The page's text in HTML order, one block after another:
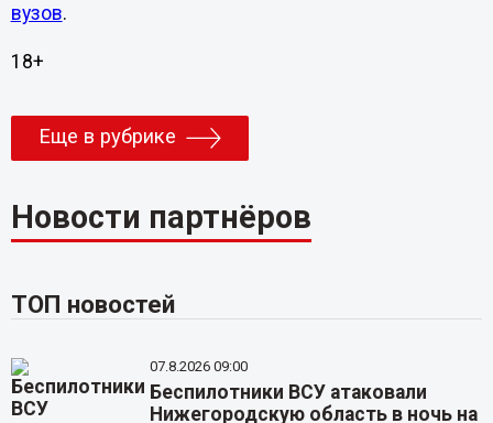
вузов.
18+
Еще в рубрике
Новости партнёров
ТОП новостей
07.8.2026 09:00
Беспилотники ВСУ атаковали
Нижегородскую область в ночь на